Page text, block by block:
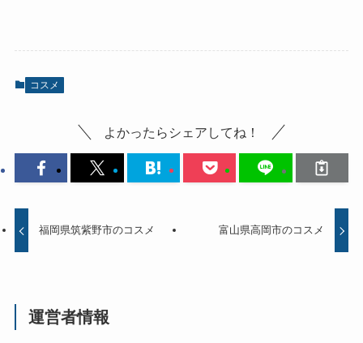
コスメ
よかったらシェアしてね！
福岡県筑紫野市のコスメ 富山県高岡市のコスメ
運営者情報